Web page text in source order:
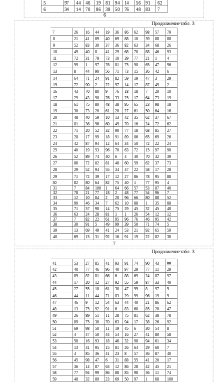
5
97 44 46 19 81 94 14 56 91
62
6
34 14 70 86 38 50 76 48 83 7
6
Продолжение табл. 3
7 26 16 44 19 36 86 62 98 57
79
8
21 41 89 40 69 88 10 39 88
88
9
52 83 30 37 36 82 63 34 68
26
10
49 40 8 41 29 68 70 88 46
93
11
72 31 79 73 10 39 77 21 1
4
12
59 1 97 76 81 75 50 65 47
96
13
8 44 90 56 71 73 15 36 42
6
14
64 71 24 91 82 59 19 47 3
29
15
72 90 2 22 57 14 17 87 49
2
16
43 70 80 9 76 18 18 7 20
10
17
29 43 90 76 33 25 17 64 73
19
18
61 75 80 48 38 95 65 23 98
18
19
30 73 20 61 20 27 61 50 64
16
20
48 40 59 10 13 42 35 62 37
67
21
81 36 56 60 45 70 16 24 72
62
22
71 20 52 32 90 77 18 68 85
27
23
28 17 99 18 91 89 86 65 69
26
24
42 87 94 12 64 34 50 72 22
24
25
40 19 53 96 70 63 72 15 97
90
26
52 89 74 40 6 4 30 70 32
39
27
86 72 82 81 48 60 59 62 37
73
28
29 52 94 55 34 47 22 58 17
28
29
71 72 39 17 12 27 86 78 95
88
30
82 80 64 82 75 40 1 77 95
4
31
7 84 100 1 64 66 57 53 87
40
32
78 21 77 18 2 48 77 54 96
7
33
12 10 84 2 20 96 66 80 88
52
34
90 46 34 7 62 10 88 1 35
88
35
71 57 90 14 75 29 45 32 45
48
36
63 24 28 81 1 1 26 54 12
12
37
7 82 22 61 95 96 76 46 95
42
38
30 91 5 49 99 39 50 71 74
5
39
13 69 49 41 24 53 21 92 65
59
40
69 15 31 92 16 91 19 22 82 38
7
Продолжение табл. 3
41 53 27 85 41 93 91 74 90 43
##
42
40 77 46 96 40 97 29 77 11
29
43
85 82 81 66 6 88 69 24 87
97
44
17 20 12 27 92 55 59 87 33
40
45
27 55 10 61 30 47 55 8 97
5
46
44 11 44 71 83 29 59 96 19
5
47
46 9 12 54 63 44 40 21 86
62
48
13 75 92 91 6 83 60 85 20
47
49
26 89 51 11 28 75 81 62 38
78
50
89 75 30 70 63 94 17 38 26
92
51
69 98 50 11 19 45 6 30 54
8
52
4 47 50 44 54 16 27 41 80
58
53
58 16 93 18 46 32 98 94 61
34
54
13 31 95 15 81 26 64 29 60
7
55
4 85 36 41 23 8 57 36 87
40
56
45 98 47 6 31 88 55 41 20
17
57
36 14 87 63 12 86 28 42 45
21
58
77 94 99 86 88 85 98 36 11
74
59
48 32 89 23 69 50 97 1 68
100